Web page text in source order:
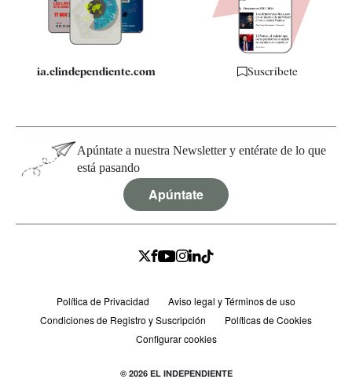
Especificaciones
ia.elindependiente.com Suscríbete
Apúntate a nuestra Newsletter y entérate de lo que
está pasando
Apúntate
Política de Privacidad
Aviso legal y Términos de uso
Condiciones de Registro y Suscripción
Políticas de Cookies
Configurar cookies
© 2026 EL INDEPENDIENTE